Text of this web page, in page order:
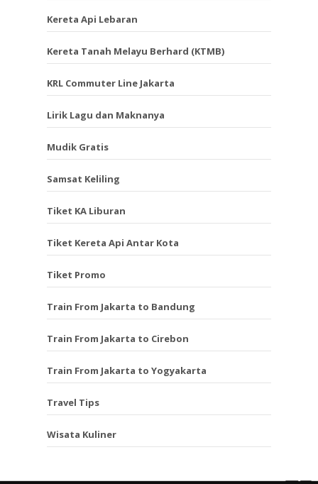
Kereta Api Lebaran
Kereta Tanah Melayu Berhard (KTMB)
KRL Commuter Line Jakarta
Lirik Lagu dan Maknanya
Mudik Gratis
Samsat Keliling
Tiket KA Liburan
Tiket Kereta Api Antar Kota
Tiket Promo
Train From Jakarta to Bandung
Train From Jakarta to Cirebon
Train From Jakarta to Yogyakarta
Travel Tips
Wisata Kuliner